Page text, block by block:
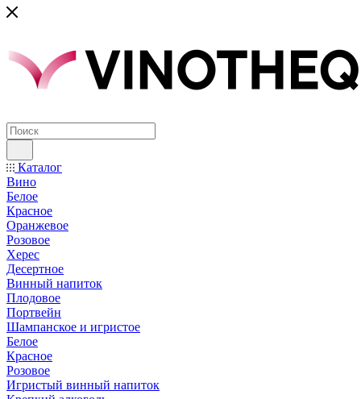
Каталог
Вино
Белое
Красное
Оранжевое
Розовое
Херес
Десертное
Винный напиток
Плодовое
Портвейн
Шампанское и игристое
Белое
Красное
Розовое
Игристый винный напиток